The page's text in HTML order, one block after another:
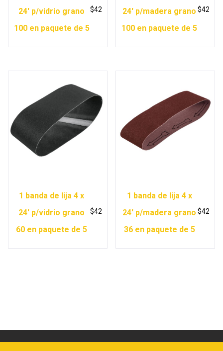
24′ p/vidrio grano
100 en paquete de 5
$42
24′ p/madera grano
100 en paquete de 5
$42
1 banda de lija 4 x
24′ p/vidrio grano
60 en paquete de 5
$42
1 banda de lija 4 x
24′ p/madera grano
36 en paquete de 5
$42